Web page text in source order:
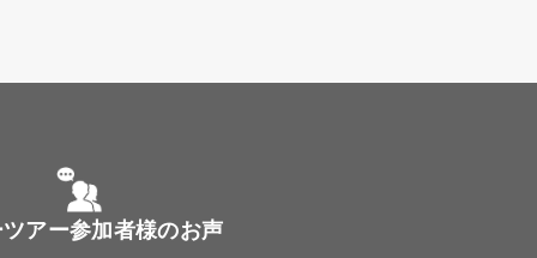
アー参加者様のお声